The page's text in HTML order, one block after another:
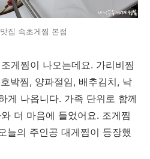
집 속초게찜 본점
게찜이 나오는데요. 가리비찜
박찜, 양파절임, 배추김치, 낙
게 나옵니다. 가족 단위로 함께
더 마음에 들었어요. 조게찜
늘의 주인공 대게찜이 등장했